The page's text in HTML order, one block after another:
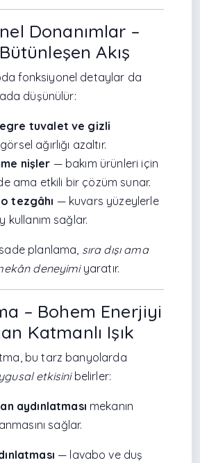
Donanımlar –
Akış
fonksiyonel detaylar da
düşünülür:
tuvalet ve gizli
ağırlığı azaltır.
nişler — bakım ürünleri için
ama etkili bir çözüm sunar.
tezgâhı — kuvars yüzeylerle
kullanım sağlar.
planlama, sıra dışı ama
deneyimiyaratır.
– Bohem Enerjiyi
Katmanlı Işık
bu tarz banyolarda
etkisinibelirler:
aydınlatması mekanın
sağlar.
— lavabo ve duş